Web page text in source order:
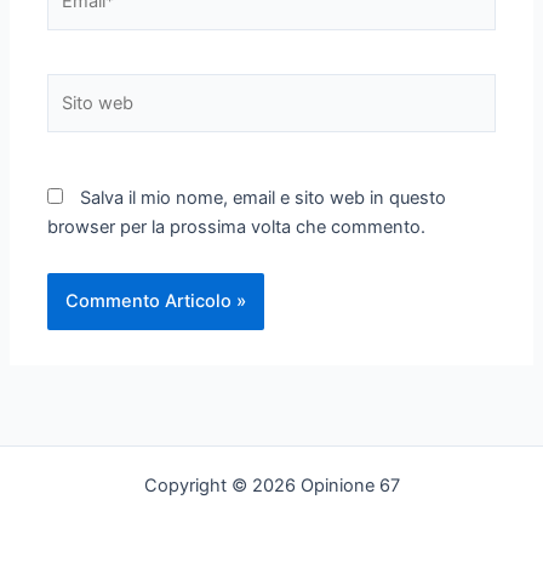
web
Salva il mio nome, email e sito web in questo
browser per la prossima volta che commento.
Copyright © 2026 Opinione 67